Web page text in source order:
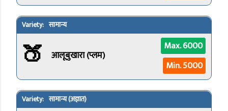
सामान्य
🍑 आलूबुखारा (प्लम)
Max. 6000
Min. 5000
सामान्य (अज्ञात)